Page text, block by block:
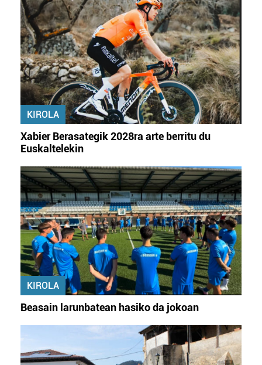
KIROLA
Xabier Berasategik 2028ra arte berritu du
Euskaltelekin
KIROLA
Beasain larunbatean hasiko da jokoan